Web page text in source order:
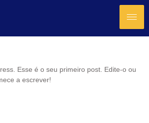
Esse é o seu primeiro post. Edite-o ou
a escrever!